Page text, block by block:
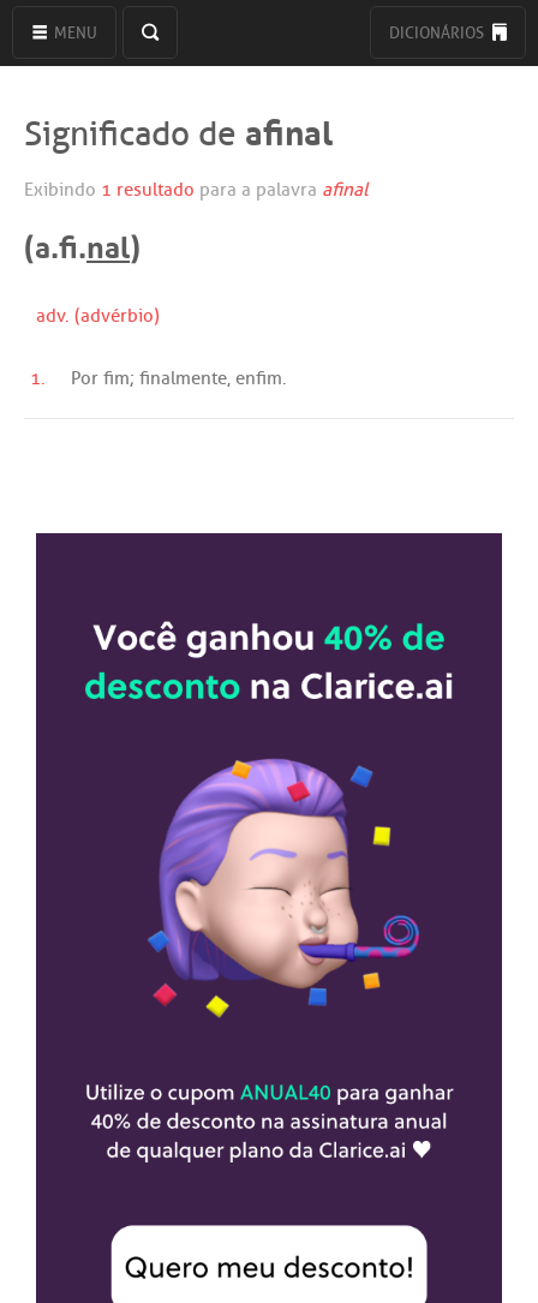
MENU DICIONÁRIOS
Significado de afinal
Exibindo 1 resultado para a palavra afinal
(a.fi.nal)
adv. (advérbio)
1. Por fim; finalmente, enfim.